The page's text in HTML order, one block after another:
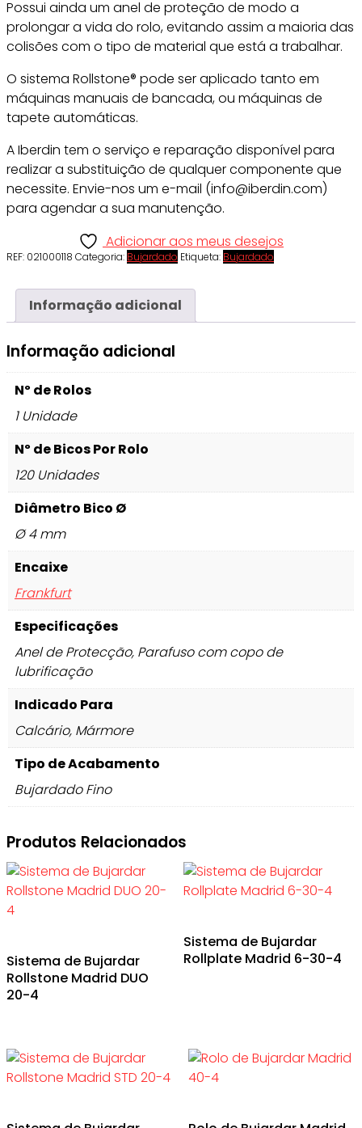
Possui ainda um anel de proteção de modo a
prolongar a vida do rolo, evitando assim a maioria das
colisões com o tipo de material que está a trabalhar.
O sistema Rollstone® pode ser aplicado tanto em
máquinas manuais de bancada, ou máquinas de
tapete automáticas.
A Iberdin tem o serviço e reparação disponível para
realizar a substituição de qualquer componente que
necessite. Envie-nos um e-mail (info@iberdin.com)
para agendar a sua manutenção.
Adicionar aos meus desejos
REF: 021000118 Categoria: Bujardado Etiqueta: Bujardado
Informação adicional
Informação adicional
Nº de Rolos
1 Unidade
Nº de Bicos Por Rolo
120 Unidades
Diâmetro Bico Ø
Ø 4 mm
Encaixe
Frankfurt
Especificações
Anel de Protecção, Parafuso com copo de
lubrificação
Indicado Para
Calcário, Mármore
Tipo de Acabamento
Bujardado Fino
Produtos Relacionados
Sistema de Bujardar
Rollstone Madrid DUO
20-4
Sistema de Bujardar
Rollplate Madrid 6-30-4